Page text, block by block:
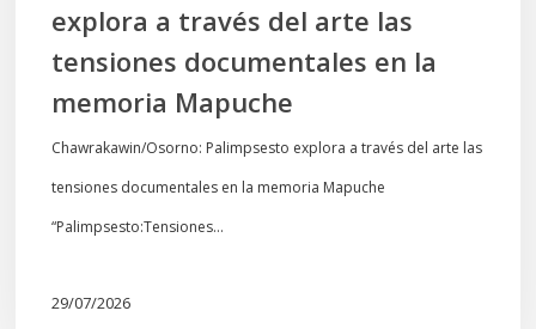
memoria
Mapuche
explora a través del arte las
tensiones documentales en la
memoria Mapuche
Chawrakawin/Osorno: Palimpsesto explora a través del arte las
tensiones documentales en la memoria Mapuche
“Palimpsesto:Tensiones…
29/07/2026